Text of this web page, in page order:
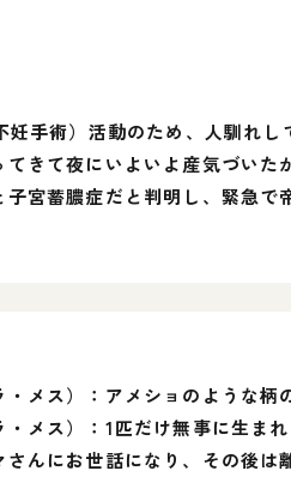
妊手術）活動のため、人馴れ
てきて夜にいよいよ産気づい
子宮蓄膿症だと判明し、緊急
・メス）：アメショのような
・メス）：1匹だけ無事に生ま
さんにお世話になり、その後